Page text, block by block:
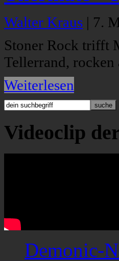
Walter Kraus | 7.
Stoner Rock trifft
Tellerrand,
Weiterlesen
Videoclip
Demonic-